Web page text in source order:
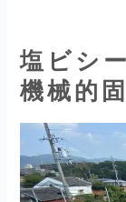
塩ビシ
機械的